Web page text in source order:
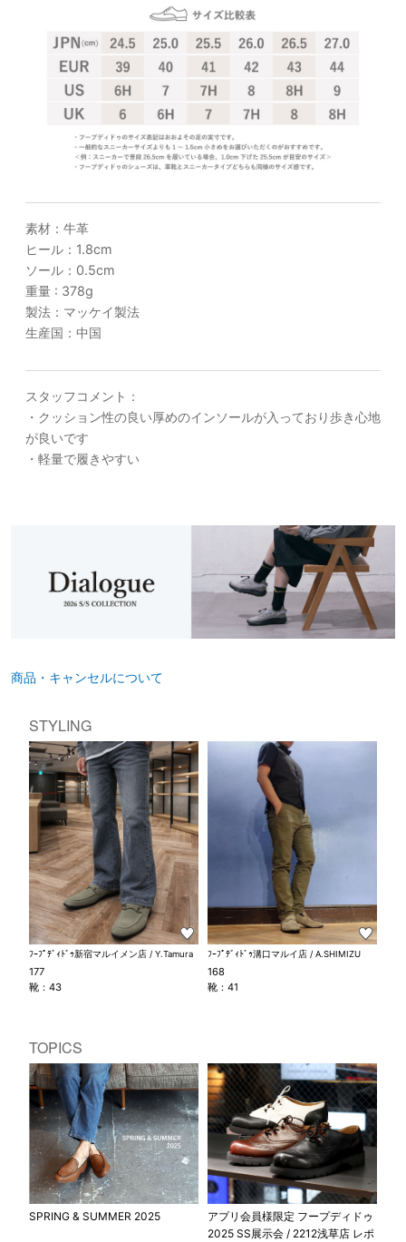
素材：牛革
ヒール：1.8cm
ソール：0.5cm
重量 : 378g
製法：マッケイ製法
生産国：中国
スタッフコメント：
・クッション性の良い厚めのインソールが入っており歩き心地
が良いです
・軽量で履きやすい
商品・キャンセルについて
STYLING
ﾌｰﾌﾟﾃﾞｨﾄﾞｩ新宿マルイメン店 / Y.Tamura
177
靴：43
ﾌｰﾌﾟﾃﾞｨﾄﾞｩ溝口マルイ店 / A.SHIMIZU
168
靴：41
TOPICS
SPRING & SUMMER 2025
アプリ会員様限定 フープディドゥ
2025 SS展示会 / 2212浅草店 レポ